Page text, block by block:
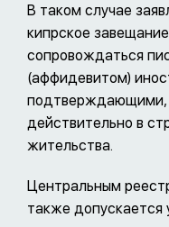
В таком случае
кипрское
сопровождаться
(аффидевитом)
подтверждающими,
действительно в
жительства.
Центральным
также допускается